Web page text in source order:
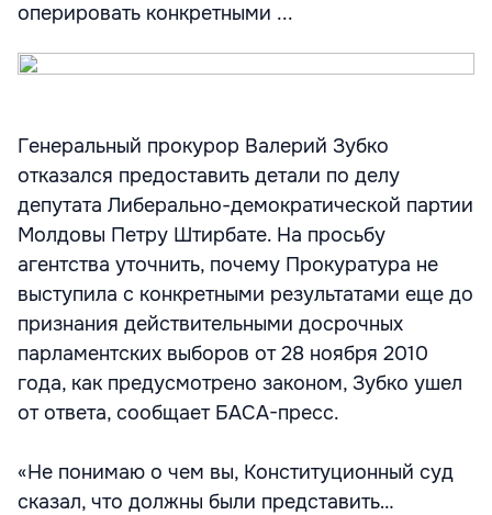
оперировать конкретными ...
Генеральный прокурор Валерий Зубко
отказался предоставить детали по делу
депутата Либерально-демократической партии
Молдовы Петру Штирбате. На просьбу
агентства уточнить, почему Прокуратура не
выступила с конкретными результатами еще до
признания действительными досрочных
парламентских выборов от 28 ноября 2010
года, как предусмотрено законом, Зубко ушел
от ответа, сообщает БАСА-пресс.
«Не понимаю о чем вы, Конституционный суд
сказал, что должны были представить…